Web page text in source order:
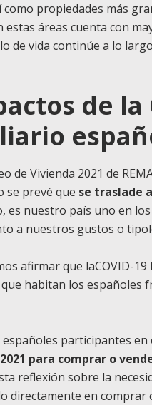
como propiedades más
estas áreas cuenta con
de vida continúe a lo largo
de la
de Vivienda 2021 de
se prevé que se traslade
es nuestro país uno en
a nuestros gustos o
afirmar que laCOVID-
habitan los españoles
españoles participantes
para comprar o
reflexión sobre la
directamente en comprar